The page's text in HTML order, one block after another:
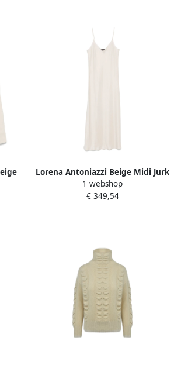
Lorena Antoniazzi Beige Midi Jurk
met Petticoat Stijl Beige Dames
1 webshop
€ 349,54